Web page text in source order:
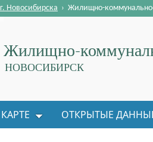
Жилищно-
НОВОСИБИРСК
Новосибирска › Жилищно-
ОТКРЫТЫЕ